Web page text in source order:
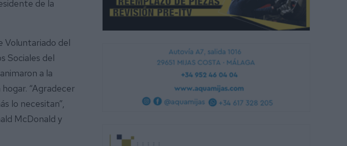
de la
Voluntariado del
Sociales del
a la
“Agradecer
lo necesitan”,
McDonald y